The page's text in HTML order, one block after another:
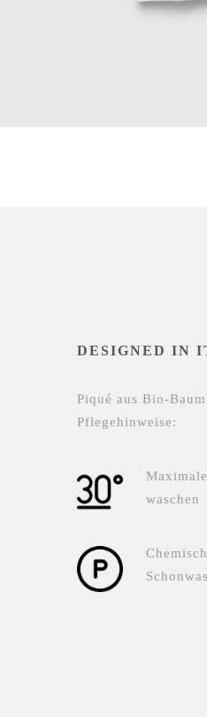
DESIGNED IN
Piqué aus Bio-
Pflegehinweise:
waschen